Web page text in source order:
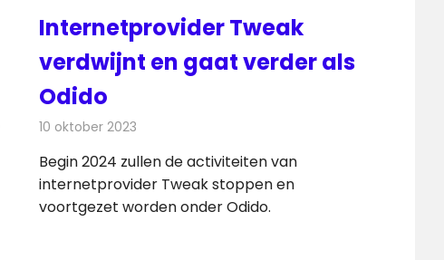
Internetprovider Tweak
verdwijnt en gaat verder als
Odido
10 oktober 2023
Begin 2024 zullen de activiteiten van
internetprovider Tweak stoppen en
voortgezet worden onder Odido.